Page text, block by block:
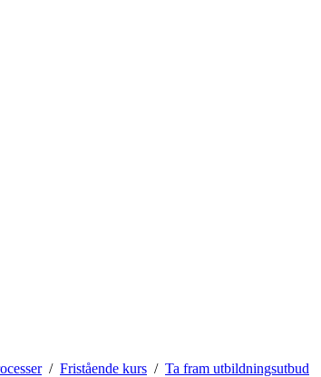
Fristående kurs Ta fram utbildningsutbud